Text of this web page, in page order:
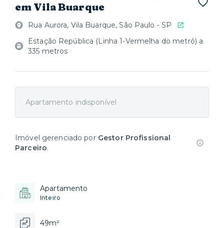
em Vila Buarque
Rua Aurora, Vila Buarque, São Paulo - SP
Estação República (Linha 1-Vermelha do metrô) a
335 metros
Apartamento indisponível
Imóvel gerenciado por Gestor Profissional
Parceiro.
Apartamento
Inteiro
49m²